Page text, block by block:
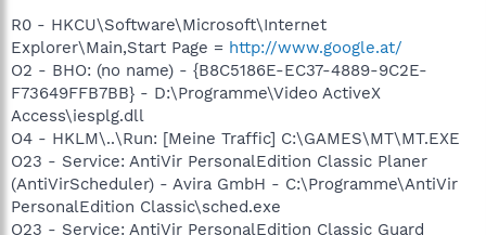
R0 - HKCU\Software\Microsoft\Internet
Explorer\Main,Start Page = http://www.google.at/
O2 - BHO: (no name) - {B8C5186E-EC37-4889-9C2E-
F73649FFB7BB} - D:\Programme\Video ActiveX
Access\iesplg.dll
O4 - HKLM\..\Run: [Meine Traffic] C:\GAMES\MT\MT.EXE
O23 - Service: AntiVir PersonalEdition Classic Planer
(AntiVirScheduler) - Avira GmbH - C:\Programme\AntiVir
PersonalEdition Classic\sched.exe
O23 - Service: AntiVir PersonalEdition Classic Guard